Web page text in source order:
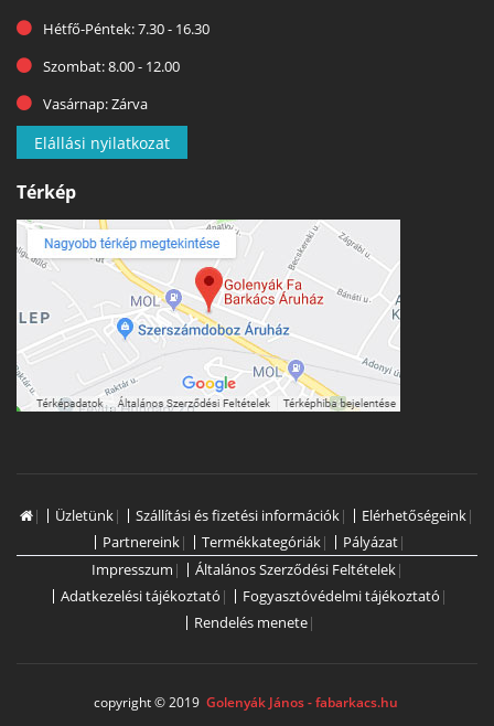
Hétfő-Péntek: 7.30 - 16.30
Szombat: 8.00 - 12.00
Vasárnap: Zárva
Elállási nyilatkozat
Térkép
| Üzletünk| Szállítási és fizetési információk| Elérhetőségeink|
Partnereink| Termékkategóriák| Pályázat|
Impresszum | Általános Szerződési Feltételek|
Adatkezelési tájékoztató | Fogyasztóvédelmi tájékoztató |
Rendelés menete|
copyright © 2019 Golenyák János - fabarkacs.hu